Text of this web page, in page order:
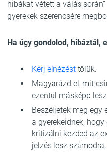
hibákat vétett a válás
gyerekek szerencsére
Ha úgy gondolod, hibáztál,
Kérj elnézést tőlük.
Magyarázd el, mit
ezentúl másképp
Beszéljetek meg egy
a gyerekeidnek,
kritizálni kezded az
jelzés lesz